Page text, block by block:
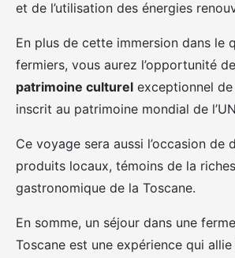
et de l’utilisation des énergies
En plus de cette immersion dans le
fermiers, vous aurez l’opportunité
patrimoine culturel exceptionnel
inscrit au patrimoine mondial de
Ce voyage sera aussi l’occasion de
produits locaux, témoins de la
gastronomique de la Toscane.
En somme, un séjour dans une
Toscane est une expérience qui